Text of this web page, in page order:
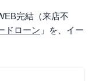
完結（来店不
ドローン 」を、イー